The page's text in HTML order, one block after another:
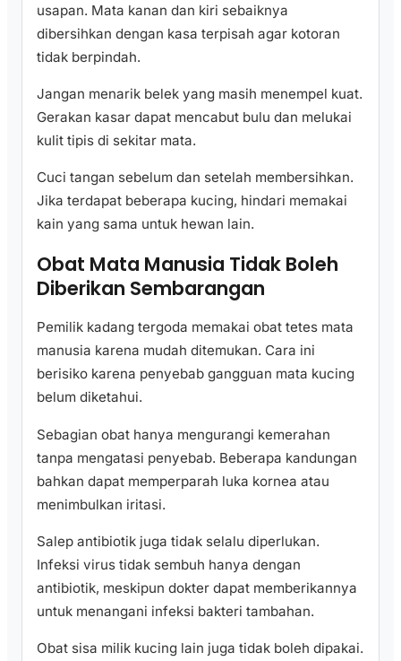
usapan. Mata kanan dan kiri sebaiknya
dibersihkan dengan kasa terpisah agar kotoran
tidak berpindah.
Jangan menarik belek yang masih menempel kuat.
Gerakan kasar dapat mencabut bulu dan melukai
kulit tipis di sekitar mata.
Cuci tangan sebelum dan setelah membersihkan.
Jika terdapat beberapa kucing, hindari memakai
kain yang sama untuk hewan lain.
Obat Mata Manusia Tidak Boleh
Diberikan Sembarangan
Pemilik kadang tergoda memakai obat tetes mata
manusia karena mudah ditemukan. Cara ini
berisiko karena penyebab gangguan mata kucing
belum diketahui.
Sebagian obat hanya mengurangi kemerahan
tanpa mengatasi penyebab. Beberapa kandungan
bahkan dapat memperparah luka kornea atau
menimbulkan iritasi.
Salep antibiotik juga tidak selalu diperlukan.
Infeksi virus tidak sembuh hanya dengan
antibiotik, meskipun dokter dapat memberikannya
untuk menangani infeksi bakteri tambahan.
Obat sisa milik kucing lain juga tidak boleh dipakai.